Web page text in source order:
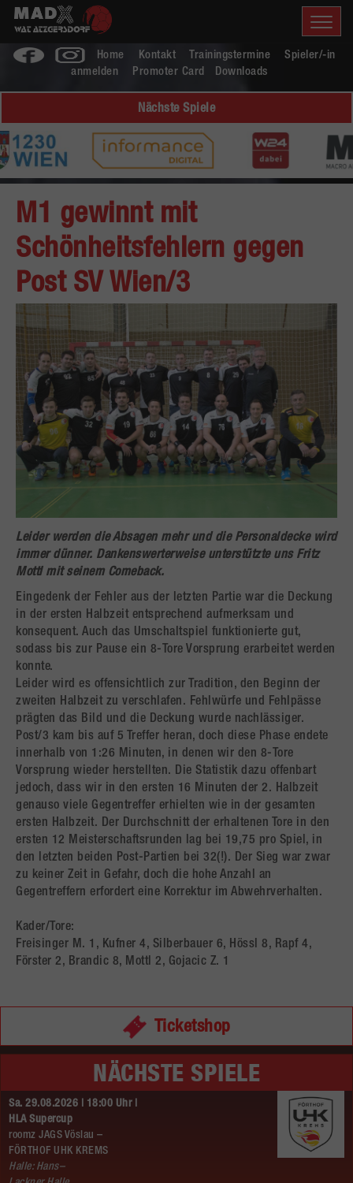
Home Kontakt Trainingstermine
Spieler/-in
anmelden
Promoter Card Downloads
Nächste Spiele
M1 gewinnt mit
Schönheitsfehlern gegen
Post SV Wien/3
Leider werden die Absagen mehr und die Personaldecke wird
immer dünner. Dankenswerterweise unterstützte uns Fritz
Mottl mit seinem Comeback.
Eingedenk der Fehler aus der letzten Partie war die Deckung
in der ersten Halbzeit entsprechend aufmerksam und
konsequent. Auch das Umschaltspiel funktionierte gut,
sodass bis zur Pause ein 8-Tore Vorsprung erarbeitet werden
konnte.
Leider wird es offensichtlich zur Tradition, den Beginn der
zweiten Halbzeit zu verschlafen. Fehlwürfe und Fehlpässe
prägten das Bild und die Deckung wurde nachlässiger.
Post/3 kam bis auf 5 Treffer heran, doch diese Phase endete
innerhalb von 1:26 Minuten, in denen wir den 8-Tore
Vorsprung wieder herstellten. Die Statistik dazu offenbart
jedoch, dass wir in den ersten 16 Minuten der 2. Halbzeit
genauso viele Gegentreffer erhielten wie in der gesamten
ersten Halbzeit. Der Durchschnitt der erhaltenen Tore in den
ersten 12 Meisterschaftsrunden lag bei 19,75 pro Spiel, in
den letzten beiden Post-Partien bei 32(!). Der Sieg war zwar
zu keiner Zeit in Gefahr, doch die hohe Anzahl an
Gegentreffern erfordert eine Korrektur im Abwehrverhalten.
Kader/Tore:
Freisinger M. 1, Kufner 4, Silberbauer 6, Hössl 8, Rapf 4,
Förster 2, Brandic 8, Mottl 2, Gojacic Z. 1
Ticketshop
NÄCHSTE SPIELE
Sa. 29.08.2026 | 18:00 Uhr |
HLA Supercup
roomz JAGS Vöslau –
FÖRTHOF UHK KREMS
Halle: Hans–